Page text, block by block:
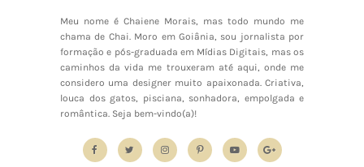
Meu nome é Chaiene Morais, mas todo mundo me
chama de Chai. Moro em Goiânia, sou jornalista por
formação e pós-graduada em Mídias Digitais, mas os
caminhos da vida me trouxeram até aqui, onde me
considero uma designer muito apaixonada. Criativa,
louca dos gatos, pisciana, sonhadora, empolgada e
romântica. Seja bem-vindo(a)!